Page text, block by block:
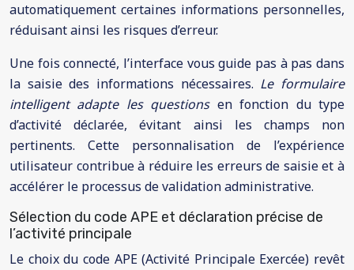
automatiquement certaines informations personnelles,
réduisant ainsi les risques d’erreur.
Une fois connecté, l’interface vous guide pas à pas dans
la saisie des informations nécessaires. Le formulaire
intelligent adapte les questions en fonction du type
d’activité déclarée, évitant ainsi les champs non
pertinents. Cette personnalisation de l’expérience
utilisateur contribue à réduire les erreurs de saisie et à
accélérer le processus de validation administrative.
Sélection du code APE et déclaration précise de
l’activité principale
Le choix du code APE (Activité Principale Exercée) revêt